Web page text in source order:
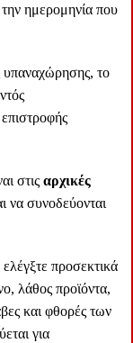
ημερομηνία που
υπαναχώρησης, το
στις αρχικές
να συνοδεύονται
προσεκτικά
λάθος προϊόντα,
και φθορές των
για